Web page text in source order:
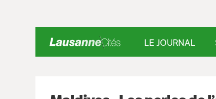
LE JOURNAL